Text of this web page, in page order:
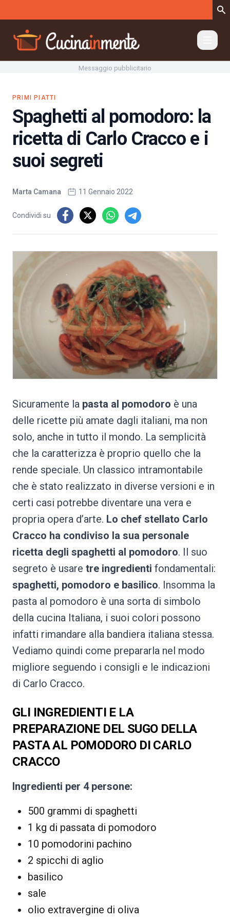
Messaggio pubblicitario
PRIMI PIATTI
Spaghetti al pomodoro: la
ricetta di Carlo Cracco e i
suoi segreti
Marta Camana 11 Gennaio 2022
Condividi su
Sicuramente la pasta al pomodoro è una
delle ricette più amate dagli italiani, ma non
solo, anche in tutto il mondo. La semplicità
che la caratterizza è proprio quello che la
rende speciale. Un classico intramontabile
che è stato realizzato in diverse versioni e in
certi casi potrebbe diventare una vera e
propria opera d’arte. Lo chef stellato Carlo
Cracco ha condiviso la sua personale
ricetta degli spaghetti al pomodoro. Il suo
segreto è usare tre ingredienti fondamentali:
spaghetti, pomodoro e basilico. Insomma la
pasta al pomodoro è una sorta di simbolo
della cucina Italiana, i suoi colori possono
infatti rimandare alla bandiera italiana stessa.
Vediamo quindi come prepararla nel modo
migliore seguendo i consigli e le indicazioni
di Carlo Cracco.
GLI INGREDIENTI E LA
PREPARAZIONE DEL SUGO DELLA
PASTA AL POMODORO DI CARLO
CRACCO
Ingredienti per 4 persone:
500 grammi di spaghetti
1 kg di passata di pomodoro
10 pomodorini pachino
2 spicchi di aglio
basilico
sale
olio extravergine di oliva